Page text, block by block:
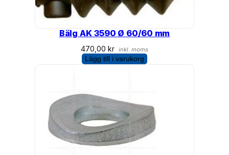
Bälg AK 3590 Ø 60/60 mm
470,00 kr inkl. moms
Lägg till i varukorg